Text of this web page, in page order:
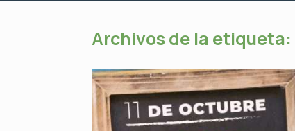
Archivos de la etiqueta: